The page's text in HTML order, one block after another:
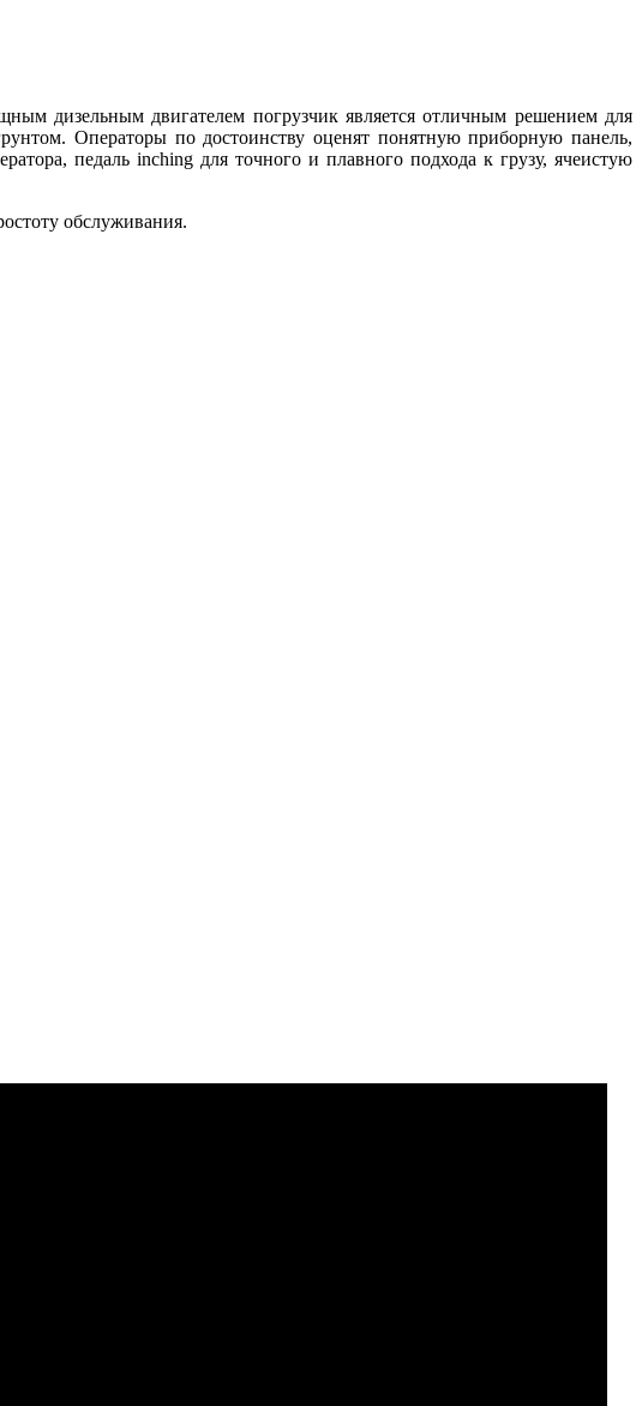
дизельным двигателем погрузчик является отличным решением для
Операторы по достоинству оценят понятную приборную панель,
педаль inching для точного и плавного подхода к грузу, ячеистую
обслуживания.